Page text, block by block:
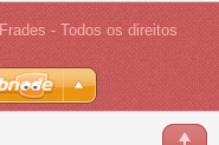
- Todos os direitos